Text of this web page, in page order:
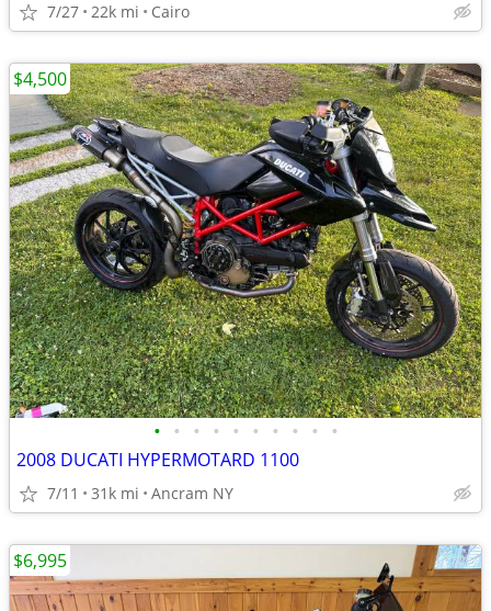
7/27 22k mi Cairo
• • • • • • • • • •
2008 DUCATI HYPERMOTARD 1100
7/11 31k mi Ancram NY
$4,500
$6,995